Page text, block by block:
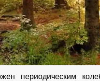
периодическим